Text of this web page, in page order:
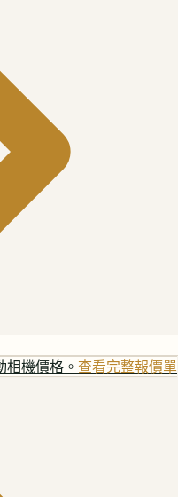
機價格。 查看完整報價單